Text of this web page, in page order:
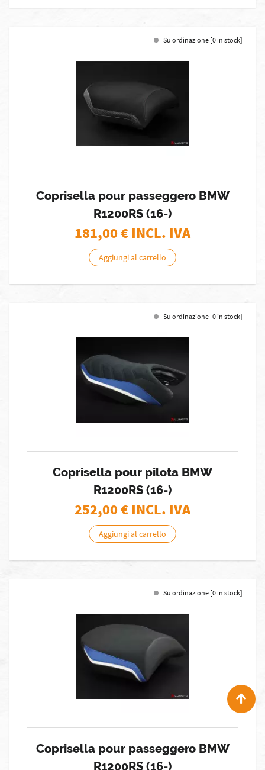
Su ordinazione [0 in stock]
Coprisella pour passeggero BMW
R1200RS (16-)
181,00€ INCL. IVA
Aggiungi al carrello
Su ordinazione [0 in stock]
Coprisella pour pilota BMW
R1200RS (16-)
252,00€ INCL. IVA
Aggiungi al carrello
Su ordinazione [0 in stock]
Coprisella pour passeggero BMW
R1200RS (16-)